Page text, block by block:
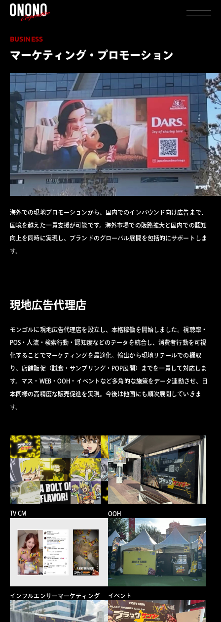
BUSINESS
マーケティング・プロモーション
海外での現地プロモーションから、国内でのインバウンド向け広告まで、
国境を越えた一貫支援が可能です。海外市場での販路拡大と国内での認知
向上を同時に実現し、ブランドのグローバル展開を包括的にサポートしま
す。
現地広告代理店
モンゴルに現地広告代理店を設立し、本格稼働を開始しました。視聴率・
POS・人流・検索行動・認知度などのデータを統合し、消費者行動を可視
化することでマーケティングを最適化。輸出から現地リテールでの棚取
り、店舗販促（試食・サンプリング・POP展開）までを一貫して対応しま
す。マス・WEB・OOH・イベントなど多角的な施策をデータ連動させ、日
本同様の高精度な販売促進を実現。今後は他国にも順次展開していきま
す。
TV CM OOH
インフルエンサーマーケティング イベント